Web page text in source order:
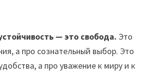
— это свобода. Это
а про сознательный выбор. Это
а про уважение к миру и к